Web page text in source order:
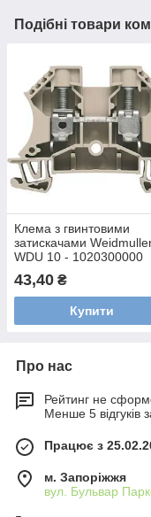
Подібні товари
Клема з гвинтовими
затискачами
WDU 10 - 1020300000
43,40 ₴
Купити
Про нас
Рейтинг не
Менше 5 відгуків
Працює з
м. Запоріжжя
вул. Бульвар